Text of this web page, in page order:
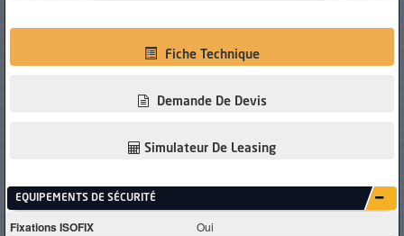
Fiche Technique
Demande De Devis
Simulateur De Leasing
EQUIPEMENTS DE SÉCURITÉ
Fixations ISOFIX Oui